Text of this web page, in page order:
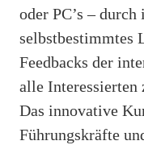
oder PC’s –
selbstbestimmtes
Feedbacks der
alle Interessierten
Das innovative
Führungskräfte